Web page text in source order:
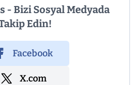
- Bizi Sosyal Medyada
Edin!
Facebook
X.com